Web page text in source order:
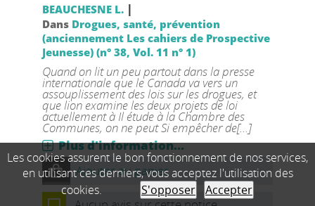
BEAUCHESNE L. |
Dans Drogues, santé, prévention
(anciennement Les cahiers de Prospective
Jeunesse) (n° 38, Vol. 11 n° 1)
Quand on lit un peu partout dans la presse
internationale que le Canada va vers un
assouplissement des lois sur les drogues, et
que lion examine les deux projets de loi
actuellement à Il étude à la Chambre des
Communes, on ne peut Si empêcher de[...]
Plus d'information...
Ajouter au panier
Les cookies assurent le bon fonctionnement de nos services,
en utilisant ces derniers, vous acceptez l'utilisation des
cookies.
S'opposer Accepter